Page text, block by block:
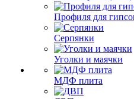
Профиля для
Серпянки
Уголки и маячки
МДФ плита